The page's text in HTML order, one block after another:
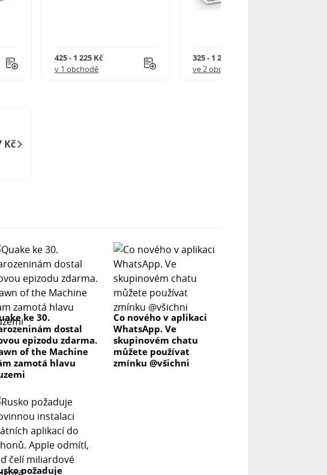
425 - 1 225 Kč
v 1 obchodě
325 - 1 245 Kč
ve 2 obchodech
Kč
ke 30.
dostal
epizodu zdarma.
of the Machine
zamotá hlavu
Co nového v aplikaci
WhatsApp. Ve
skupinovém chatu
můžete používat
zmínku @všichni
požaduje